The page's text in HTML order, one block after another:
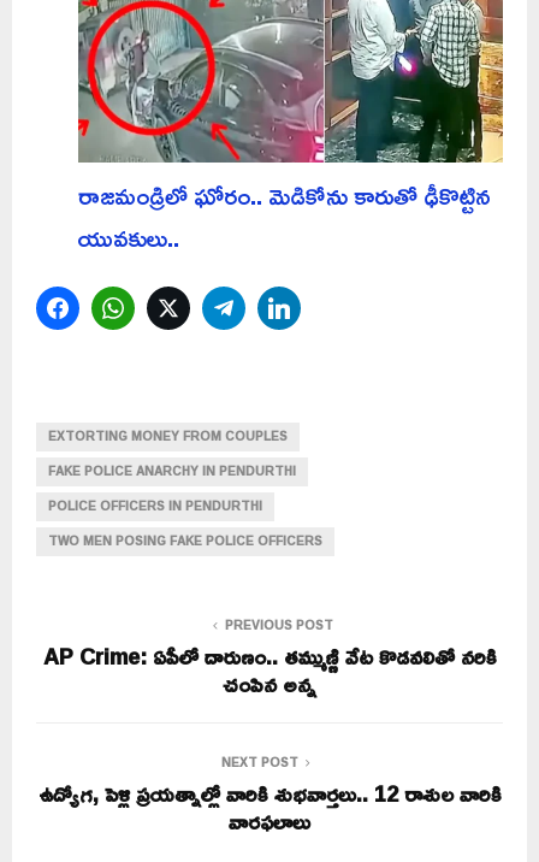
రాజమండ్రిలో ఘోరం.. మెడికోను కారుతో ఢీకొట్టిన
యువకులు..
FacebookWhatsAppTwitterTelegram
EXTORTING MONEY FROM COUPLES
FAKE POLICE ANARCHY IN PENDURTHI
POLICE OFFICERS IN PENDURTHI
TWO MEN POSING FAKE POLICE OFFICERS
PREVIOUS POST
AP Crime: ఏపీలో దారుణం.. తమ్ముణ్ణి వేట కొడవలితో నరికి
చంపిన అన్న
NEXT POST
ఉద్యోగ, పెళ్లి ప్రయత్నాల్లో వారికి శుభవార్తలు.. 12 రాశుల వారికి
వారఫలాలు